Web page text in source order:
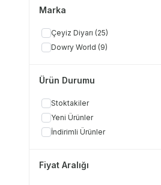
Marka
Çeyiz Diyarı (25)
Dowry World (9)
Ürün Durumu
Stoktakiler
Yeni Ürünler
İndirimli Ürünler
Fiyat Aralığı